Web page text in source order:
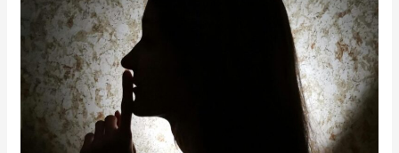
тиша